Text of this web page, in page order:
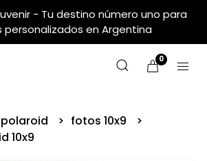
- Tu destino número uno para
personalizados en Argentina
0
fotos 10x9
10x9